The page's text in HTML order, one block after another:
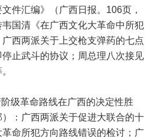
件汇编》（广西日报。106页，
国清《在广西文化大革命中所犯
西两派关于上交枪支弹药的七点
止武斗的协议；周总理八次接见
级革命路线在广西的决定性胜
：广西两派关于促进大联合的十
命所犯方向路线错误的检讨；广